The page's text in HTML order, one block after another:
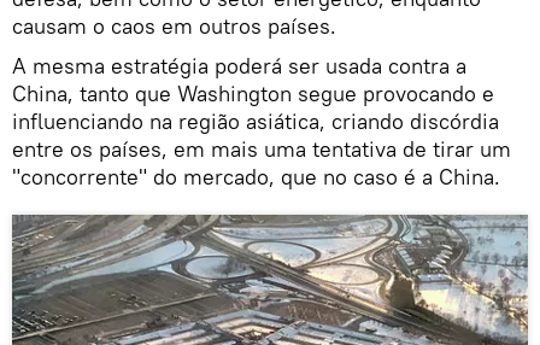
causam o caos em outros países.
A mesma estratégia poderá ser usada contra a
China, tanto que Washington segue provocando e
influenciando na região asiática, criando discórdia
entre os países, em mais uma tentativa de tirar um
"concorrente" do mercado, que no caso é a China.